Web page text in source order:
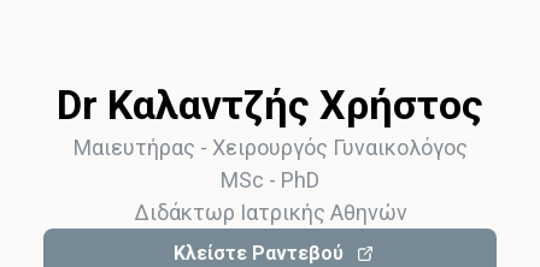
Dr Καλαντζής Χρήστος
Μαιευτήρας - Χειρoυργός Γυναικολόγος
MSc - PhD
Διδάκτωρ Ιατρικής Αθηνών
Κλείστε Ραντεβού